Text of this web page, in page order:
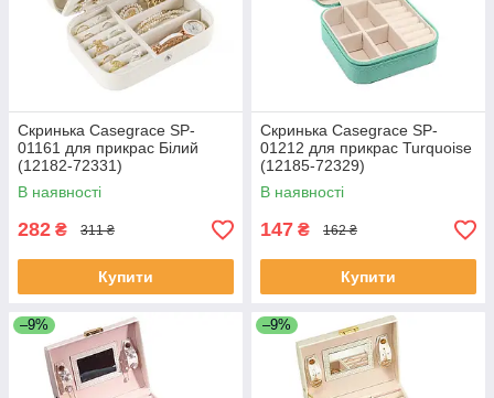
Скринька Casegrace SP-
01161 для прикрас Білий
(12182-72331)
В наявності
282 ₴ 311 ₴
Купити
Скринька Casegrace SP-
01212 для прикрас Turquoise
(12185-72329)
В наявності
147 ₴ 162 ₴
Купити
–9% –9%